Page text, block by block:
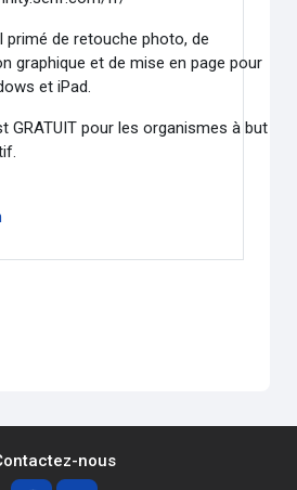
primé de retouche photo, de
graphique et de mise en page pour
et iPad.
GRATUIT pour les organismes à but
nous